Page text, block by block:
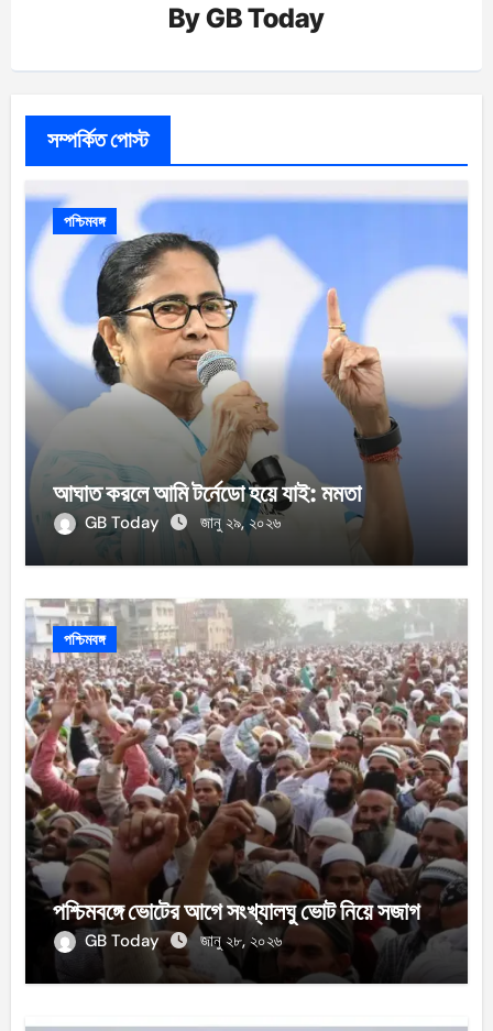
ByGB Today
সম্পর্কিত পোস্ট
পশ্চিমবঙ্গ
আঘাত করলে আমি টর্নেডো হয়ে যাই: মমতা
GB Today জানু ২৯, ২০২৬
পশ্চিমবঙ্গ
পশ্চিমবঙ্গে ভোটের আগে সংখ্যালঘু ভোট নিয়ে সজাগ
GB Today জানু ২৮, ২০২৬